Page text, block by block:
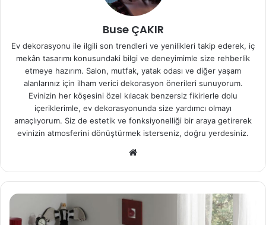
Buse ÇAKIR
Ev dekorasyonu ile ilgili son trendleri ve yenilikleri takip ederek, iç
mekân tasarımı konusundaki bilgi ve deneyimimle size rehberlik
etmeye hazırım. Salon, mutfak, yatak odası ve diğer yaşam
alanlarınız için ilham verici dekorasyon önerileri sunuyorum.
Evinizin her köşesini özel kılacak benzersiz fikirlerle dolu
içeriklerimle, ev dekorasyonunda size yardımcı olmayı
amaçlıyorum. Siz de estetik ve fonksiyonelliği bir araya getirerek
evinizin atmosferini dönüştürmek isterseniz, doğru yerdesiniz.
sit
esi